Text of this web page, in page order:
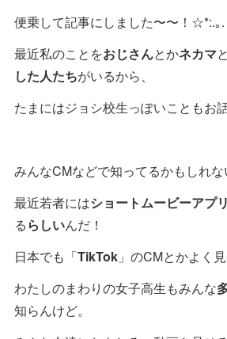
便乗して記事にしました〜〜！☆*:.
最近私のことをおじさんとかネカマ
した人たちがいるから、
たまにはジョシ校生っぽいこともお
みんなCMなどで知ってるかもしれな
最近若者にはショートムービーアプリ
るらしいんだ！
日本でも「TikTok 」のCMとかよく
わたしのまわりの女子高生もみんな
知らんけど。